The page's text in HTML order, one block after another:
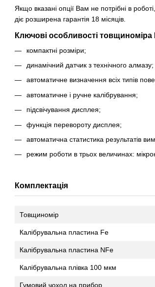
Якщо вказані опції Вам не потрібні в
діє розширена гарантія 18 місяців.
Ключові особливості товщиноміра
компактні розміри;
динамічний датчик з технічного алмазу;
автоматичне визначення всіх типів
автоматичне і ручне калібрування;
підсвічування дисплея;
функція перевороту дисплея;
автоматична статистика результатів
режим роботи в трьох величинах:
Комплектація
Товщиномір
Калібрувальна пластина Fe
Калібрувальна пластина NFe
Калібрувальна плівка 100 мкм
Гумовий чохол на прибор